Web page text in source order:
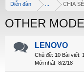
Diễn đàn CHIA
OTHER
LENOVO
Chủ đề: 10 Bài viết:
8/2/18